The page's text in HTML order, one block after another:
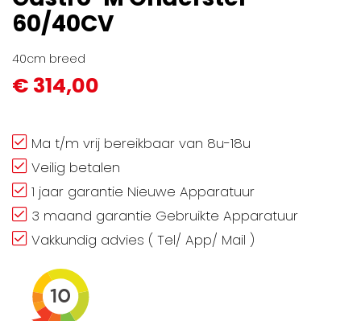
van
de
afbeeldingen-
gallerij
60/40CV
40cm breed
€ 314,00
Ma t/m vrij bereikbaar van 8u-18u
Veilig betalen
1 jaar garantie Nieuwe Apparatuur
3 maand garantie Gebruikte Apparatuur
Vakkundig advies ( Tel/ App/ Mail )